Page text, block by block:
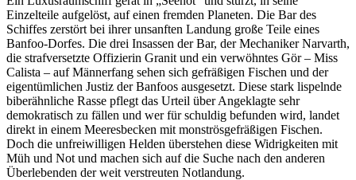
Einzelteile aufgelöst, auf einen fremden Planeten. Die Bar des
Schiffes zerstört bei ihrer unsanften Landung große Teile eines
Banfoo-Dorfes. Die drei Insassen der Bar, der Mechaniker Narvarth,
die strafversetzte Offizierin Granit und ein verwöhntes Gör – Miss
Calista – auf Männerfang sehen sich gefräßigen Fischen und der
eigentümlichen Justiz der Banfoos ausgesetzt. Diese stark lispelnde
biberähnliche Rasse pflegt das Urteil über Angeklagte sehr
demokratisch zu fällen und wer für schuldig befunden wird, landet
direkt in einem Meeresbecken mit monströsgefräßigen Fischen.
Doch die unfreiwilligen Helden überstehen diese Widrigkeiten mit
Müh und Not und machen sich auf die Suche nach den anderen
Überlebenden der weit verstreuten Notlandung.